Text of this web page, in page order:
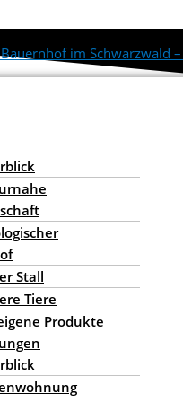
im Schwarzwald
Stall
Tiere
Produkte